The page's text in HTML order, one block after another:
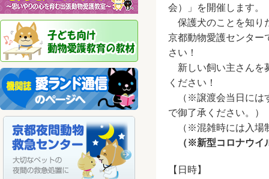
会）」を開催します。
保護犬のことを知り
京都動物愛護センター
さい！
新しい飼い主さんを
ください！
（※譲渡会当日には
で御了承ください。）
（※混雑時には入場
（※新型コロナウイ
【日時】